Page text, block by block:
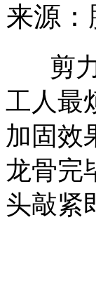
来源：
剪力
工人最
加固效
龙骨完
头敲紧